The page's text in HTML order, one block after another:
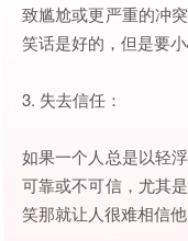
致尴尬或更严重的冲
笑话是好的，但是要小
3. 失去信任：
如果一个人总是以轻
可靠或不可信，尤其
笑那就让人很难相信他